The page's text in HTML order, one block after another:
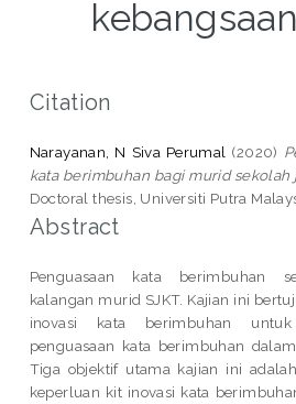
Citation
Narayanan, N Siva Perumal (2020)
kata berimbuhan bagi murid sekolah
Doctoral thesis, Universiti Putra
Abstract
Penguasaan kata berimbuhan
kalangan murid SJKT. Kajian ini
inovasi kata berimbuhan
penguasaan kata berimbuhan
Tiga objektif utama kajian ini
keperluan kit inovasi kata